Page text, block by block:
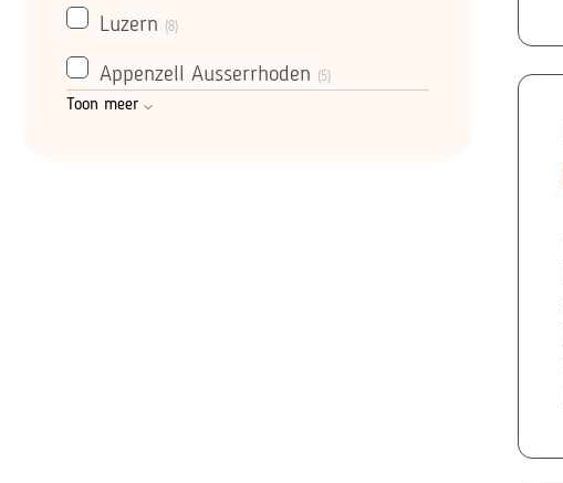
Luzern (8)
Appenzell Ausserrhoden (5)
Basel-Stadt
Toon meer